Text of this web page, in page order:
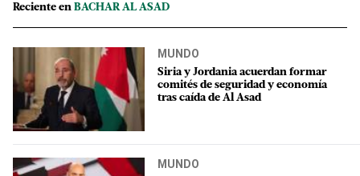
Reciente en BACHAR AL ASAD
MUNDO
Siria y Jordania acuerdan formar
comités de seguridad y economía
tras caída de Al Asad
MUNDO